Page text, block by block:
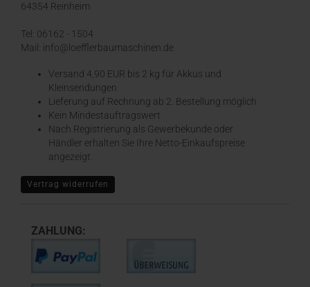
64354 Reinheim
Tel: 06162 - 1504
Mail: info@loefflerbaumaschinen.de
Versand 4,90 EUR bis 2 kg für Akkus und
Kleinsendungen
​Lieferung auf Rechnung ab 2. Bestellung möglich
Kein Mindestauftragswert
Nach Registrierung als Gewerbekunde oder
Händler erhalten Sie Ihre Netto-Einkaufspreise
angezeigt.
Vertrag widerrufen
ZAHLUNG: